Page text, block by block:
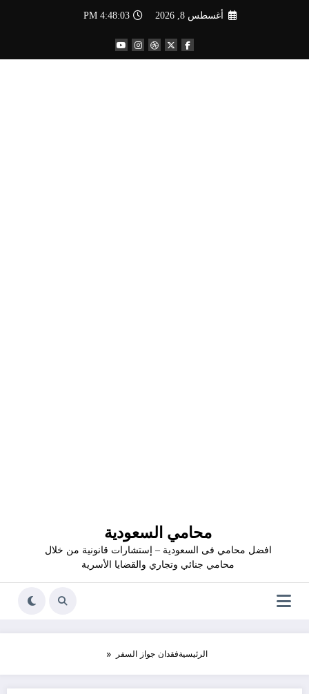
أغسطس 8, 2026 4:48:04 PM
محامي السعودية
افضل محامي فى السعودية – إستشارات قانونية من خلال
محامي جنائي وتجاري والقضايا الأسرية
الرئيسيةفقدان جواز السفر